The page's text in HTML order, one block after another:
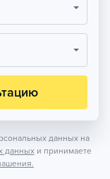
данных на
данных и принимаете